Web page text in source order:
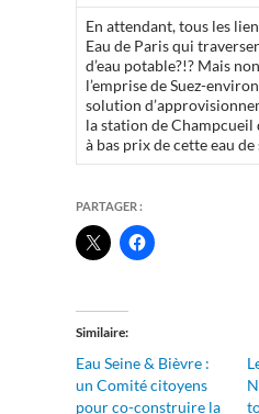
En attendant, tous les
Eau de Paris qui
d’eau potable?!? Mais
l’emprise de Suez-
solution
la station de
à bas prix de cette eau
PARTAGER :
Similaire
Eau Seine & Bièvre :
un Comité citoyens
pour co-construire la